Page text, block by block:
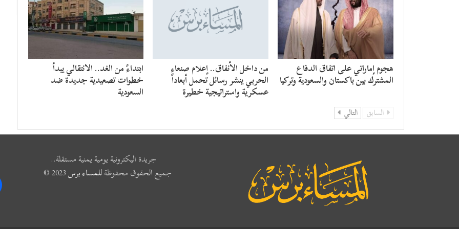
هجوم إماراتي على اتفاق الدفاع
المشترك بين باكستان والسعودية وتركيا
من داخل الأنفاق.. إعلام صنعاء
الحربي ينشر رسائل تحمل أبعاداً
عسكرية واستراتيجية خطيرة
​ابتداءً من الغد.. الانتقالي يبدأ
خطوات تصعيدية جديدة ضد
السعودية
السابق التالي
جريدة اليكترونية يومية يمنية مستقلة..
جميع الحقوق محفوظةللمساء برس